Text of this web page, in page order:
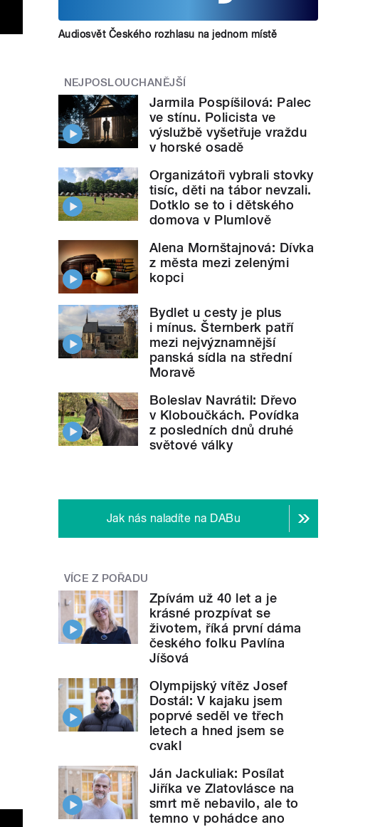
Audiosvět Českého rozhlasu na jednom místě
NEJPOSLOUCHANĚJŠÍ
Jarmila Pospíšilová: Palec
ve stínu. Policista ve
výslužbě vyšetřuje vraždu
v horské osadě
Organizátoři vybrali stovky
tisíc, děti na tábor nevzali.
Dotklo se to i dětského
domova v Plumlově
Alena Mornštajnová: Dívka
z města mezi zelenými
kopci
Bydlet u cesty je plus
i mínus. Šternberk patří
mezi nejvýznamnější
panská sídla na střední
Moravě
Boleslav Navrátil: Dřevo
v Kloboučkách. Povídka
z posledních dnů druhé
světové války
Jak nás naladíte na DABu
VÍCE Z POŘADU
Zpívám už 40 let a je
krásné prozpívat se
životem, říká první dáma
českého folku Pavlína
Jíšová
Olympijský vítěz Josef
Dostál: V kajaku jsem
poprvé seděl ve třech
letech a hned jsem se
cvakl
Ján Jackuliak: Posílat
Jiříka ve Zlatovlásce na
smrt mě nebavilo, ale to
temno v pohádce ano